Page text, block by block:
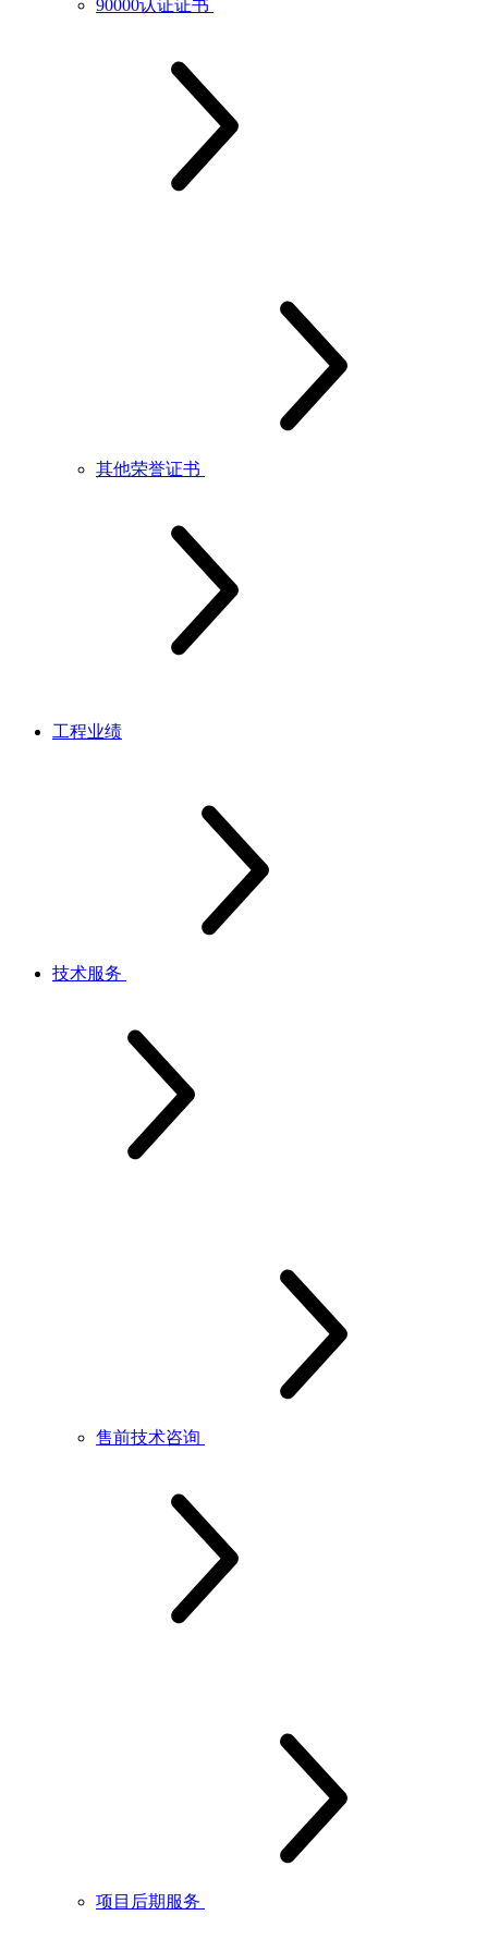
90000认证证书
其他荣誉证书
工程业绩
技术服务
售前技术咨询
项目后期服务